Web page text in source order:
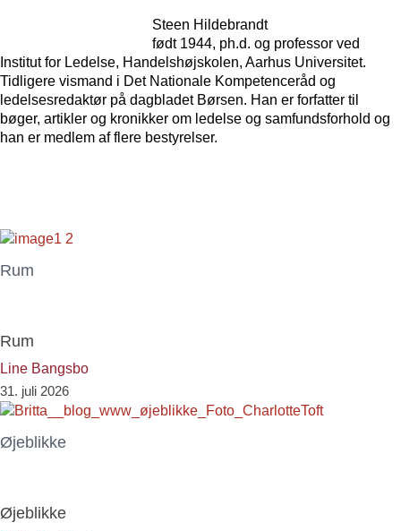
Steen Hildebrandt
født 1944, ph.d. og professor ved
Institut for Ledelse, Handelshøjskolen, Aarhus Universitet.
Tidligere vismand i Det Nationale Kompetenceråd og
ledelsesredaktør på dagbladet Børsen. Han er forfatter til
bøger, artikler og kronikker om ledelse og samfundsforhold og
han er medlem af flere bestyrelser.
Rum
Rum
Line Bangsbo
31. juli 2026
Øjeblikke
Øjeblikke